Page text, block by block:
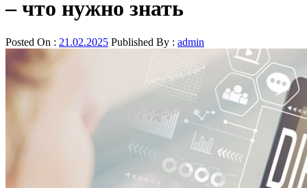
– что нужно знать
Posted On : 21.02.2025 Published By : admin